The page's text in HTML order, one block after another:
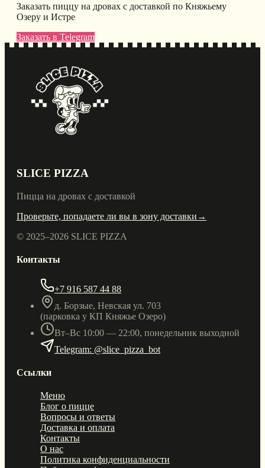
Заказать пиццу на дровах с доставкой по Княжьему
Озеру и Истре
Заказать в Telegram
SLICE PIZZA
Пицца на дровах с доставкой
Проверьте, попадаете ли вы в зону доставки →
© 2025–2026 SLICE PIZZA
Контакты
+7 916 587 44 88
д. Борзые, Невская ул. 703
(парковка у КП Княжье Озеро)
Вт–Вс 10:00 — 22:00, понедельник выходной
Telegram: @slice_pizza_bot
Ссылки
Меню
Блог о пицце
Вопросы и ответы
Доставка и оплата
Контакты
О нас
Политика конфиденциальности